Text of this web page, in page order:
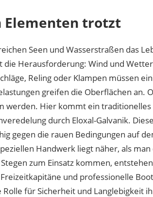
an
der
mit
Berliner
Handwerk
zu
tun?
Elementen trotzt
Seen und Wasserstraßen das
Herausforderung: Wind und
Reling oder Klampen müssen
greifen die Oberflächen an.
werden. Hier kommt ein traditionelles
durch Eloxal-Galvanik.
gegen die rauen Bedingungen auf
Handwerk liegt näher, als
zum Einsatz kommen,
und professionelle
für Sicherheit und Langlebigkeit